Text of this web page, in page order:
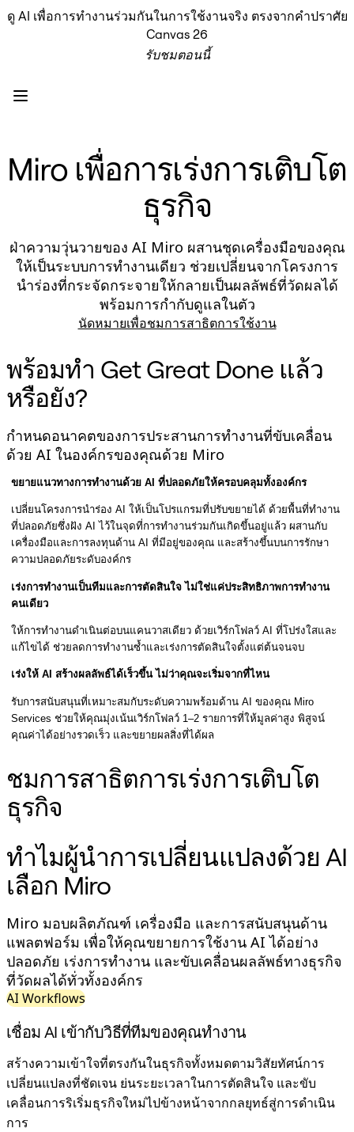
ภาพรวม AI
AI Workflows
ตัวเชื่อมต่อ
เซิร์ฟเวอร์ MCP
สำรวจคู่มือ AI
เซิร์ฟเวอร์ MCP
Blueprints
การผสานรวม
ความปลอดภัย
Enterprise Guard
แพลตฟอร์มสำหรับนักพัฒนา
รูปแบบ
คัมบัง
TalkTrack
Tables
Docs
Slides
กรณีใช้งาน
เรื่องเด่น
สำรวจคู่มือ AI
สำรวจ Miroverse
เวิร์กชอป
การระดมสมอง
แผนผังความคิด
การแมปแนวคิด
ผังงาน
เฉพาะทาง
การแมปกระบวนการ
การสังเคราะห์งานวิจัย
การวางแผนและการส่งมอบ
การวางแผนเป้าหมาย
การออกแบบองค์กร
โซลูชัน
ตามกลุ่มธุรกิจ
Enterprise
สตาร์ทอัพ
ดิจิทัล
บริการระดับมืออาชีพ
การผลิต
ดู AI เพื่อการทำงานร่วมกันในการใช้งานจริง ตรงจากคำปราศัย
Canvas 26
รับชมตอนนี้
Miro เพื่อการเร่งการเติบโต
ธุรกิจ
ฝ่าความวุ่นวายของ AI Miro ผสานชุดเครื่องมือของคุณ
ให้เป็นระบบการทำงานเดียว ช่วยเปลี่ยนจากโครงการ
นำร่องที่กระจัดกระจายให้กลายเป็นผลลัพธ์ที่วัดผลได้
พร้อมการกำกับดูแลในตัว
นัดหมายเพื่อชมการสาธิตการใช้งาน
พร้อมทำ Get Great Done แล้ว
หรือยัง?
กำหนดอนาคตของการประสานการทำงานที่ขับเคลื่อน
ด้วย AI ในองค์กรของคุณด้วย Miro
ขยายแนวทางการทำงานด้วย AI ที่ปลอดภัยให้ครอบคลุมทั้งองค์กร
เปลี่ยนโครงการนำร่อง AI ให้เป็นโปรแกรมที่ปรับขยายได้ ด้วยพื้นที่ทำงาน
ที่ปลอดภัยซึ่งฝัง AI ไว้ในจุดที่การทำงานร่วมกันเกิดขึ้นอยู่แล้ว ผสานกับ
เครื่องมือและการลงทุนด้าน AI ที่มีอยู่ของคุณ และสร้างขึ้นบนการรักษา
ความปลอดภัยระดับองค์กร
เร่งการทำงานเป็นทีมและการตัดสินใจ ไม่ใช่แค่ประสิทธิภาพการทำงาน
คนเดียว
ให้การทำงานดำเนินต่อบนแคนวาสเดียว ด้วยเวิร์กโฟลว์ AI ที่โปร่งใสและ
แก้ไขได้ ช่วยลดการทำงานซ้ำและเร่งการตัดสินใจตั้งแต่ต้นจนจบ
เร่งให้ AI สร้างผลลัพธ์ได้เร็วขึ้น ไม่ว่าคุณจะเริ่มจากที่ไหน
รับการสนับสนุนที่เหมาะสมกับระดับความพร้อมด้าน AI ของคุณ Miro
Services ช่วยให้คุณมุ่งเน้นเวิร์กโฟลว์ 1–2 รายการที่ให้มูลค่าสูง พิสูจน์
คุณค่าได้อย่างรวดเร็ว และขยายผลสิ่งที่ได้ผล
ชมการสาธิตการเร่งการเติบโต
ธุรกิจ
ทำไมผู้นำการเปลี่ยนแปลงด้วย AI
เลือก Miro
Miro มอบผลิตภัณฑ์ เครื่องมือ และการสนับสนุนด้าน
แพลตฟอร์ม เพื่อให้คุณขยายการใช้งาน AI ได้อย่าง
ปลอดภัย เร่งการทำงาน และขับเคลื่อนผลลัพธ์ทางธุรกิจ
ที่วัดผลได้ทั่วทั้งองค์กร
AI Workflows
เชื่อม AI เข้ากับวิธีที่ทีมของคุณทำงาน
สร้างความเข้าใจที่ตรงกันในธุรกิจทั้งหมดตามวิสัยทัศน์การ
เปลี่ยนแปลงที่ชัดเจน ย่นระยะเวลาในการตัดสินใจ และขับ
เคลื่อนการริเริ่มธุรกิจใหม่ไปข้างหน้าจากกลยุทธ์สู่การดำเนิน
การ